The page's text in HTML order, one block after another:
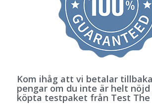
Kom ihåg att vi betalar
pengar om du inte är helt
köpta testpaket från Test The